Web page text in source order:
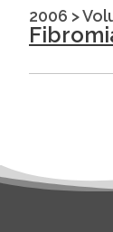
2006 >